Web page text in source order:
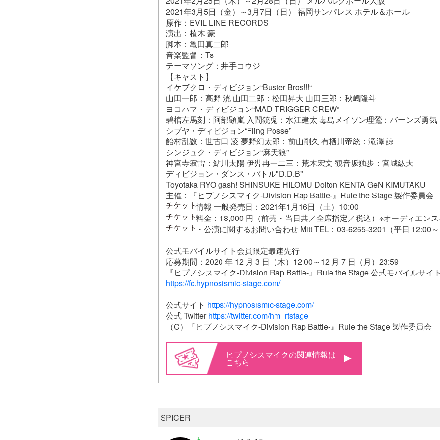
2021年3月5日（金）～3月7日（日） 福岡サンパレス ホテル＆ホール
原作：EVIL LINE RECORDS
演出：植木 豪
脚本：亀田真二郎
音楽監督：Ts
テーマソング：井手コウジ
【キャスト】
イケブクロ・ディビジョン“Buster Bros!!!“
山田一郎：高野 洸 山田二郎：松田昇大 山田三郎：秋嶋隆斗
ヨコハマ・ディビジョン“MAD TRIGGER CREW“
碧棺左馬刻：阿部顕嵐 入間銃兎：水江建太 毒島メイソン理鶯：バーンズ勇気
シブヤ・ディビジョン“Fling Posse”
飴村乱数：世古口 凌 夢野幻太郎：前山剛久 有栖川帝統：滝澤 諒
シンジュク・ディビジョン“麻天狼”
神宮寺寂雷：鮎川太陽 伊弉冉一二三：荒木宏文 観音坂独歩：宮城紘大
ディビジョン・ダンス・バトル"D.D.B"
Toyotaka RYO gash! SHINSUKE HILOMU Dolton KENTA GeN KIMUTAKU
主催：『ヒプノシスマイク-Division Rap Battle-』Rule the Stage 製作委員会
情報 一般発売日：2021年1月16日（土）10:00
料金：18,000 円（前売・当日共／全席指定／税込）※オーディエン
・公演に関するお問い合わせ Mitt TEL：03-6265-3201（平日 12:00～
公式モバイルサイト会員限定最速先行
応募期間：2020 年 12 月 3 日（木）12:00～12 月 7 日（月）23:59
『ヒプノシスマイク-Division Rap Battle-』Rule the Stage 公式モバイルサイ
https://fc.hypnosismic-stage.com/
公式サイト https://hypnosismic-stage.com/
公式 Twitterhttps://twitter.com/hm_rtstage
（C）『ヒプノシスマイク-Division Rap Battle-』Rule the Stage 製作委員会
ヒプノシスマイクの関連情報は
こちら
SPICER